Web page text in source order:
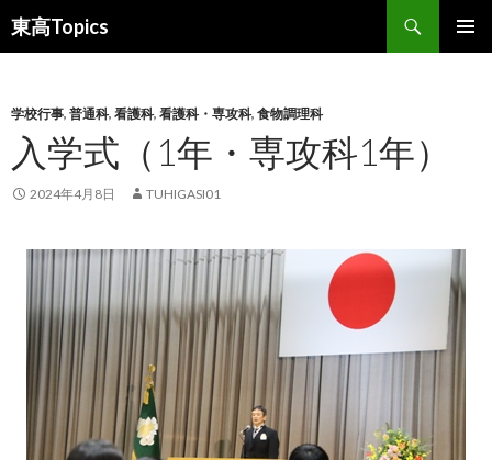
東高Topics
検
索
ン
ツ
へ
ス
学校行事, 普通科, 看護科, 看護科・専攻科, 食物調理科
入学式（1年・専攻科1年）
2024年4月8日 TUHIGASI01